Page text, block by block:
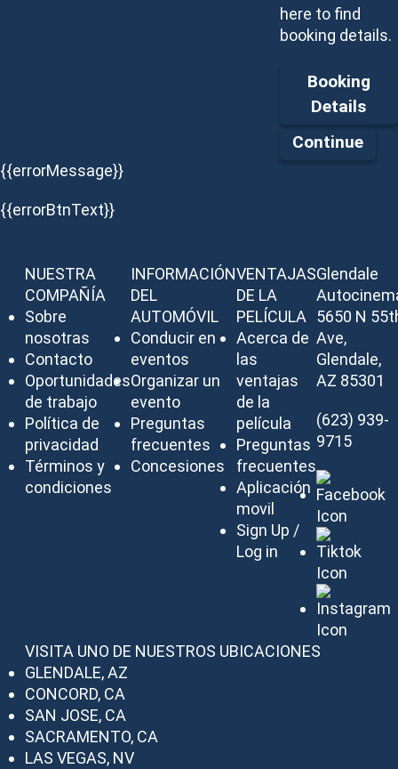
here to find
booking details.
Booking
Details
Continue
{{errorMessage}}
{{errorBtnText}}
NUESTRA
COMPAÑÍA
Sobre
nosotras
Contacto
Oportunidades
de trabajo
Política de
privacidad
Términos y
condiciones
INFORMACIÓN
DEL
AUTOMÓVIL
Conducir en
eventos
Organizar un
evento
Preguntas
frecuentes
Concesiones
VENTAJAS
DE LA
PELÍCULA
Acerca de
las
ventajas
de la
película
Preguntas
frecuentes
Aplicación
movil
Sign Up /
Log in
Glendale
5650 N
Ave,
Glendale,
AZ 85301
(623) 939-
9715
VISITA UNO DE NUESTROS UBICACIONES
GLENDALE, AZ
CONCORD, CA
SAN JOSE, CA
SACRAMENTO, CA
LAS VEGAS, NV